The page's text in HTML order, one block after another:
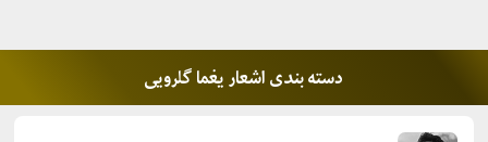
دسته بندی اشعار یغما گلرویی